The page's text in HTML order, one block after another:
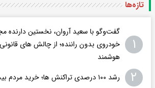
تازه‌ها
۱
گفت‌وگو با سعید آروان، نخستین دارنده
خودروی بدون راننده؛ از چالش های
هوشمند
۲ رشد ۱۰۰ درصدی تراکنش ها؛ خرید مردم بیشتر شد یا گران تر؟